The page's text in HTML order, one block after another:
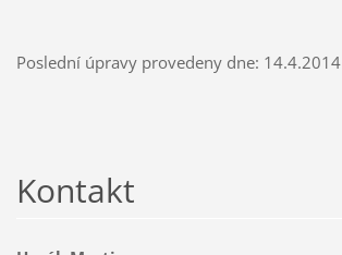
Poslední úpravy provedeny dne: 14.4.2014
Kontakt